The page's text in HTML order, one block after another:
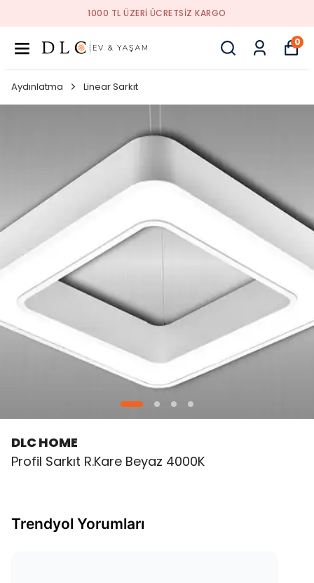
1000 TL ÜZERI ÜCRETSIZ KARGO
0
Aydınlatma Linear Sarkıt
DLC HOME
Profil Sarkıt R.Kare Beyaz 4000K
Trendyol Yorumları